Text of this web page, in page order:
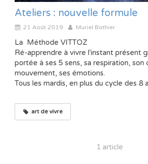
Ateliers : nouvelle formule
21 Août 2019 Muriel Bothier
La Méthode VITTOZ
Ré-apprendre à vivre l'instant présent
portée à ses 5 sens, sa respiration, son
mouvement, ses émotions.
Tous les mardis, en plus du cycle des 8
art de vivre
1 article